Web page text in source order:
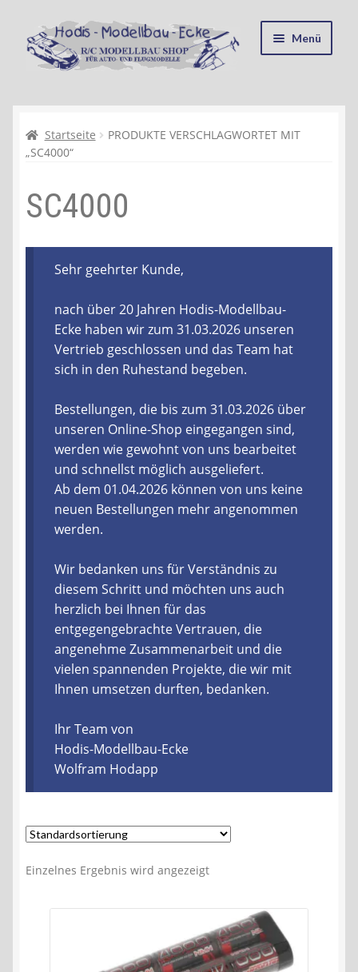
Zur
Navigation
springen
Zum
Inhalt
springen
Menü
Kasse
Recycling, Entsorgung und Umwelt
Shop
Warenkorb
Ablauf einer Bestellung
Zahlungsarten
Lieferzeit & Verfügbarkeit
Gutschein
Batterien- und Akku Verordnung
Elektro- und Elektronikgeräte Verordnung
Öle- und Schmierstoff Verordnung
Vereine & Foren
Kontakt
Startseite
PRODUKTE VERSCHLAGWORTET MIT
„SC4000“
SC4000
Sehr geehrter Kunde,
nach über 20 Jahren Hodis-Modellbau-
Ecke haben wir zum 31.03.2026 unseren
Vertrieb geschlossen und das Team hat
sich in den Ruhestand begeben.
Bestellungen, die bis zum 31.03.2026 über
unseren Online-Shop eingegangen sind,
werden wie gewohnt von uns bearbeitet
und schnellst möglich ausgeliefert.
Ab dem 01.04.2026 können von uns keine
neuen Bestellungen mehr angenommen
werden.
Wir bedanken uns für Verständnis zu
diesem Schritt und möchten uns auch
herzlich bei Ihnen für das
entgegengebrachte Vertrauen, die
angenehme Zusammenarbeit und die
vielen spannenden Projekte, die wir mit
Ihnen umsetzen durften, bedanken.
Ihr Team von
Hodis-Modellbau-Ecke
Wolfram Hodapp
Einzelnes Ergebnis wird angezeigt